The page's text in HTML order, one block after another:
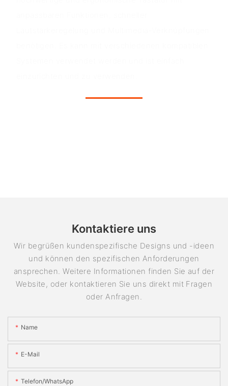
Kontaktiere uns
Wir begrüßen kundenspezifische Designs und -ideen
und können den spezifischen Anforderungen
ansprechen. Weitere Informationen finden Sie auf der
Website, oder kontaktieren Sie uns direkt mit Fragen
oder Anfragen.
Name
E-Mail
Telefon/WhatsApp